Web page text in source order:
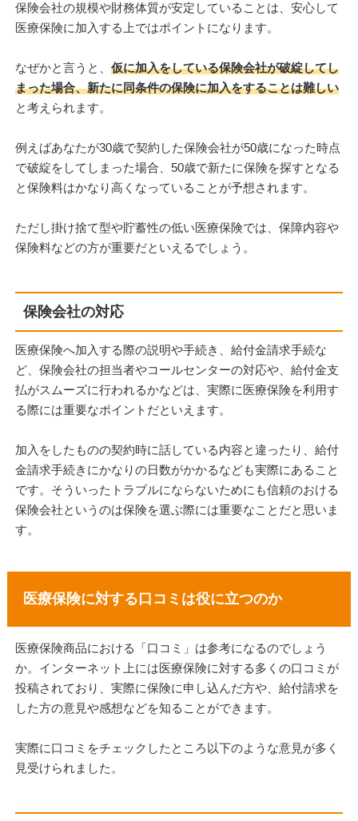
保険会社の規模や財務体質が安定していることは、安心して
医療保険に加入する上ではポイントになります。
なぜかと言うと、 仮に加入をしている保険会社が破綻してし
まった場合、新たに同条件の保険に加入をすることは難しい
と考えられます。
例えばあなたが30歳で契約した保険会社が50歳になった時点
で破綻をしてしまった場合、50歳で新たに保険を探すとなる
と保険料はかなり高くなっていることが予想されます。
ただし掛け捨て型や貯蓄性の低い医療保険では、保障内容や
保険料などの方が重要だといえるでしょう。
保険会社の対応
医療保険へ加入する際の説明や手続き、給付金請求手続な
ど、保険会社の担当者やコールセンターの対応や、給付金支
払がスムーズに行われるかなどは、実際に医療保険を利用す
る際には重要なポイントだといえます。
加入をしたものの契約時に話している内容と違ったり、給付
金請求手続きにかなりの日数がかかるなども実際にあること
です。そういったトラブルにならないためにも信頼のおける
保険会社というのは保険を選ぶ際には重要なことだと思いま
す。
医療保険に対する口コミは役に立つのか
医療保険商品における「口コミ」は参考になるのでしょう
か。インターネット上には医療保険に対する多くの口コミが
投稿されており、実際に保険に申し込んだ方や、給付請求を
した方の意見や感想などを知ることができます。
実際に口コミをチェックしたところ以下のような意見が多く
見受けられました。